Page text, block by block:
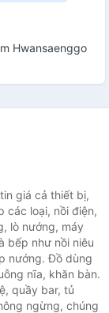
Hwansaenggo
giá cả thiết bị,
các loại, nồi điện,
lò nướng, máy
bếp như nồi niêu
nướng. Đồ dùng
nĩa, khăn bàn.
quầy bar, tủ
ngừng, chúng